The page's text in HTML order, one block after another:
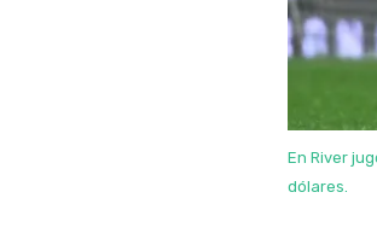
En River
dólares.